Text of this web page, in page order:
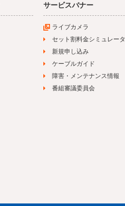
サービスバナー
ライブカメラ
セット割料金シミュレータ
新規申し込み
ケーブルガイド
障害・メンテナンス情報
番組審議委員会